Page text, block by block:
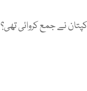
نے جمع کروائی تھی؟